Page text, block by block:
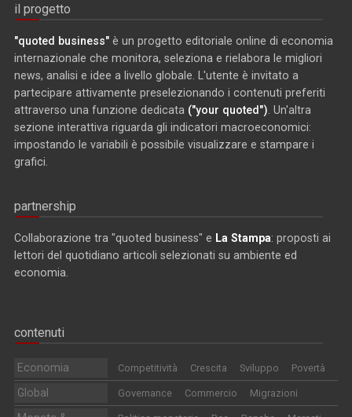
il progetto
"quoted business" è un progetto editoriale online di economia
internazionale che monitora, seleziona e rielabora le migliori
news, analisi e idee a livello globale. L'utente è invitato a
partecipare attivamente preselezionando i contenuti preferiti
attraverso una funzione dedicata ("your quoted") . Un'altra
sezione interattiva riguarda gli indicatori macroeconomici:
impostando le variabili è possibile visualizzare e stampare i
grafici.
partnership
Collaborazione tra "quoted business" e La Stampa: proposti ai
lettori del quotidiano articoli selezionati su ambiente ed
economia.
contenuti
Economia Competitività Crescita Sviluppo Povertà
Global Governance Commercio Migrazioni